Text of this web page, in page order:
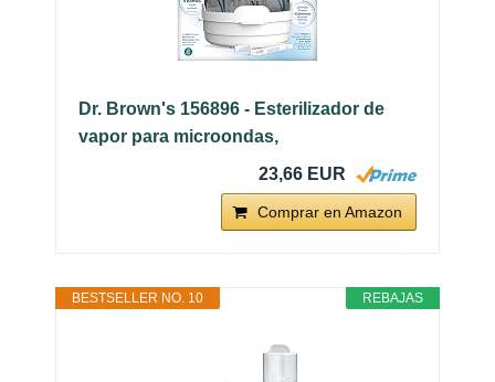
Dr. Brown's 156896 - Esterilizador de
vapor para microondas,
23,66 EUR
Comprar en Amazon
REBAJAS
BESTSELLER NO. 10